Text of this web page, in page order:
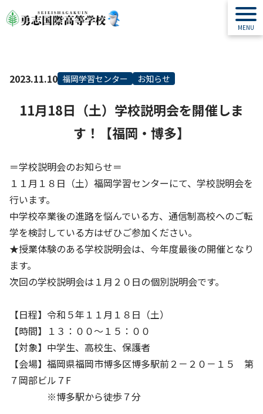
2023.11.10 福岡学習センター お知らせ
11月18日（土）学校説明会を開催しま
す！【福岡・博多】
＝学校説明会のお知らせ＝
１１月１８日（土）福岡学習センターにて、学校説明会を
行います。
中学校卒業後の進路を悩んでいる方、通信制高校へのご転
学を検討している方はぜひご参加ください。
★授業体験のある学校説明会は、今年度最後の開催となり
ます。
次回の学校説明会は１月２０日の個別説明会です。
【日程】令和５年１１月１８日（土）
【時間】１３：００～１５：００
【対象】中学生、高校生、保護者
【会場】福岡県福岡市博多区博多駅前２－２０－１５ 第
７岡部ビル７F
※博多駅から徒歩７分